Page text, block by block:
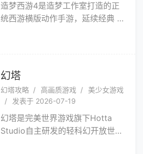
造梦西游4是造梦工作室打造的正
统西游横版动作手游，延续经典 Q
切换，悟空拳棍、白龙枪剑自由变
换，连招多变，手感酣畅。开启通
天破封、祖巫现世洪荒剧情，神兽
坐骑、法宝经文助力征战。游戏支
持联机闯关、公会互动与竞技对
战，体验丰富的西游冒险。
幻塔
幻塔攻略 高画质游戏
美少女游戏
发表于 2026-07-19
幻塔是完美世界游戏旗下Hotta
Studio自主研发的轻科幻开放世界